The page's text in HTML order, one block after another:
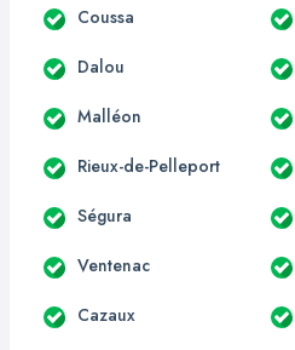
Coussa
Dalou
Malléon
Rieux-de-Pelleport
Ségura
Ventenac
Cazaux